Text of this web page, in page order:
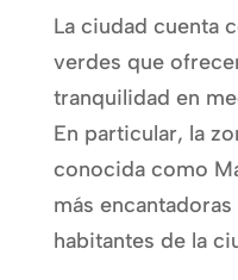
La ciudad cuenta
verdes que
tranquilidad en
En particular, la
conocida como
más
habitantes de la